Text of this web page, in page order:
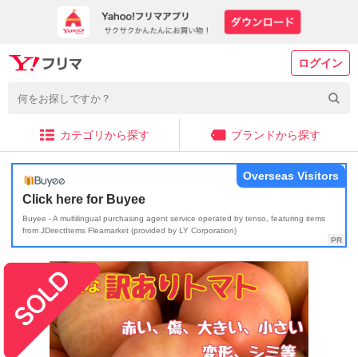
ログイン
カテゴリから探す ブランドから探す
Click here for Buyee
Buyee - A multilingual purchasing agent service operated by tenso, featuring items
from JDirectItems Fleamarket (provided by LY Corporation)
Overseas Visitors